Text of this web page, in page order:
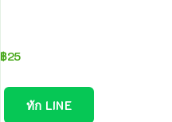
฿25
ทัก LINE